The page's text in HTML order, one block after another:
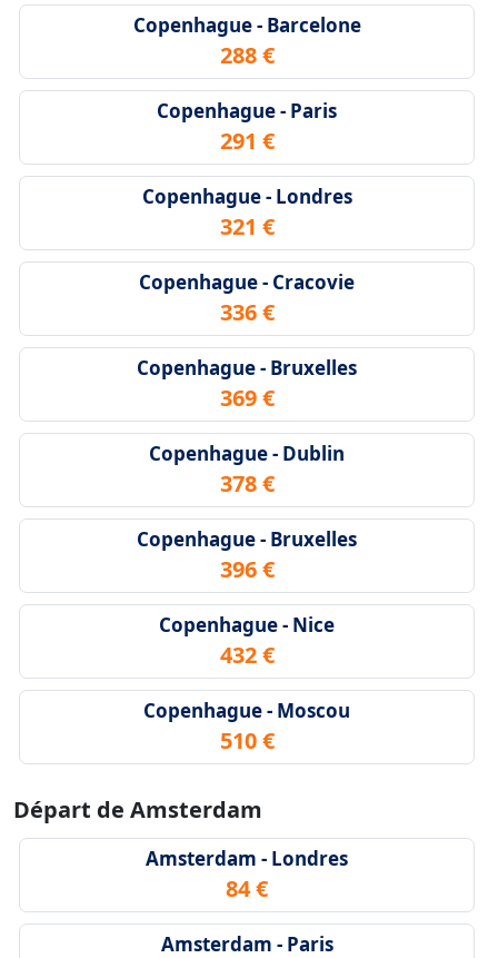
Copenhague - Barcelone
288 €
Copenhague - Paris
291 €
Copenhague - Londres
321 €
Copenhague - Cracovie
336 €
Copenhague - Bruxelles
369 €
Copenhague - Dublin
378 €
Copenhague - Bruxelles
396 €
Copenhague - Nice
432 €
Copenhague - Moscou
510 €
Départ de Amsterdam
Amsterdam - Londres
84 €
Amsterdam - Paris